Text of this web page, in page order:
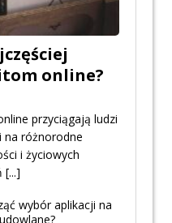
online?
przyciągają ludzi
na różnorodne
i życiowych
[...]
wybór aplikacji na